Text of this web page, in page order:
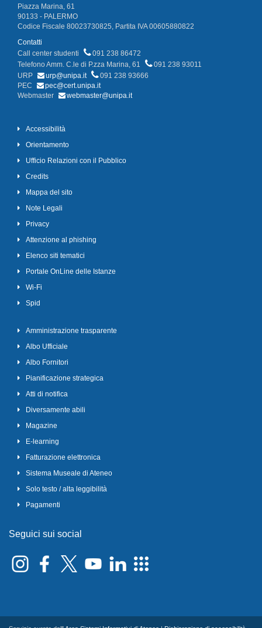
Piazza Marina, 61
90133 - PALERMO
Codice Fiscale 80023730825, Partita IVA 00605880822
Contatti
Call center studenti
091 238 86472
Telefono Amm. C.le di P.zza Marina, 61
091 238 93011
URP
urp@unipa.it
091 238 93666
PEC
pec@cert.unipa.it
Webmaster
webmaster@unipa.it
Accessibilità
Orientamento
Ufficio Relazioni con il Pubblico
Credits
Mappa del sito
Note Legali
Privacy
Attenzione al phishing
Elenco siti tematici
Portale OnLine delle Istanze
Wi-Fi
Spid
Amministrazione trasparente
Albo Ufficiale
Albo Fornitori
Pianificazione strategica
Atti di notifica
Diversamente abili
Magazine
E-learning
Fatturazione elettronica
Sistema Museale di Ateneo
Solo testo / alta leggibilità
Pagamenti
Seguici sui social